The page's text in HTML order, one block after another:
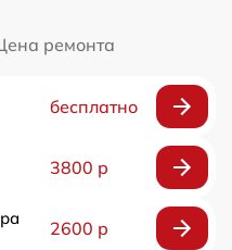
ремонта
бесплатно
3800 р
2600 р